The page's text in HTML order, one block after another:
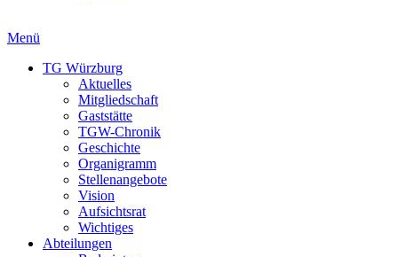
Menü
TG Würzburg
Aktuelles
Mitgliedschaft
Gaststätte
TGW-Chronik
Geschichte
Organigramm
Stellenangebote
Vision
Aufsichtsrat
Wichtiges
Abteilungen